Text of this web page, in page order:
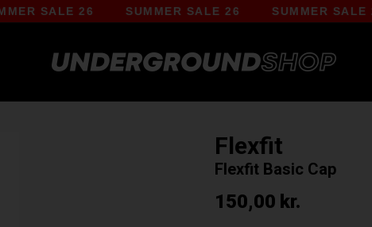
SALE 26 SUMMER SALE 26 SUMMER SALE 26
Flexfit
Flexfit Basic Cap
150,00 kr.